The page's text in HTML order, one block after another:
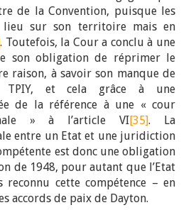
de la Convention, puisque les
lieu sur son territoire mais en
. Toutefois, la Cour a conclu à une
son obligation de réprimer le
raison, à savoir son manque de
TPIY, et cela grâce à une
de la référence à une « cour
» à l’article VI[35]. La
entre un Etat et une juridiction
est donc une obligation
de 1948, pour autant que l’Etat
cette compétence – en
accords de paix de Dayton.